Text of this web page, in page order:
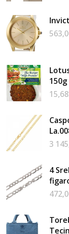
150g
15,68
3
4